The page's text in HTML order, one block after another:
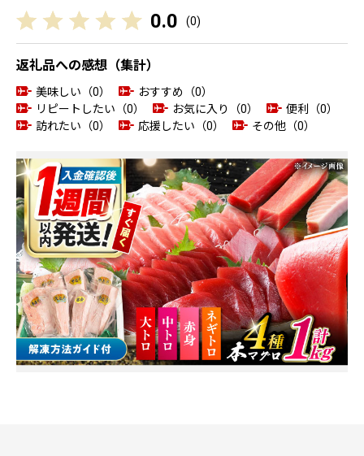
0.0 (0)
返礼品への感想（集計）
美味しい（0）
おすすめ（0）
リピートしたい（0）
お気に入り（0）
便利（0）
訪れたい（0）
応援したい（0） その他（0）